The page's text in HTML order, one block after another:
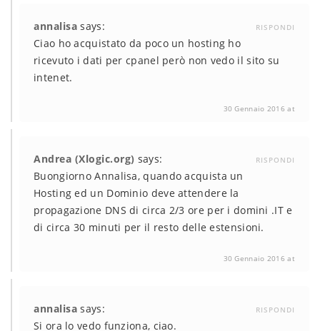
annalisa says: RISPONDI
Ciao ho acquistato da poco un hosting ho
ricevuto i dati per cpanel però non vedo il sito su
intenet.
30 Gennaio 2016 at
Andrea (Xlogic.org) says: RISPONDI
Buongiorno Annalisa, quando acquista un
Hosting ed un Dominio deve attendere la
propagazione DNS di circa 2/3 ore per i domini .IT e
di circa 30 minuti per il resto delle estensioni.
30 Gennaio 2016 at
annalisa says: RISPONDI
Si ora lo vedo funziona, ciao.